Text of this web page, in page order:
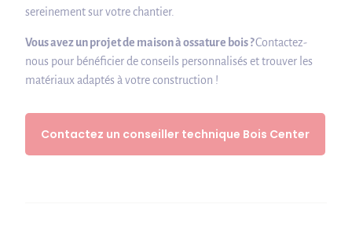
sereinement sur votre chantier.
Vous avez un projet de maison à ossature bois ?Contactez-
nous pour bénéficier de conseils personnalisés et trouver les
matériaux adaptés à votre construction !
Contactez un conseiller technique Bois Center